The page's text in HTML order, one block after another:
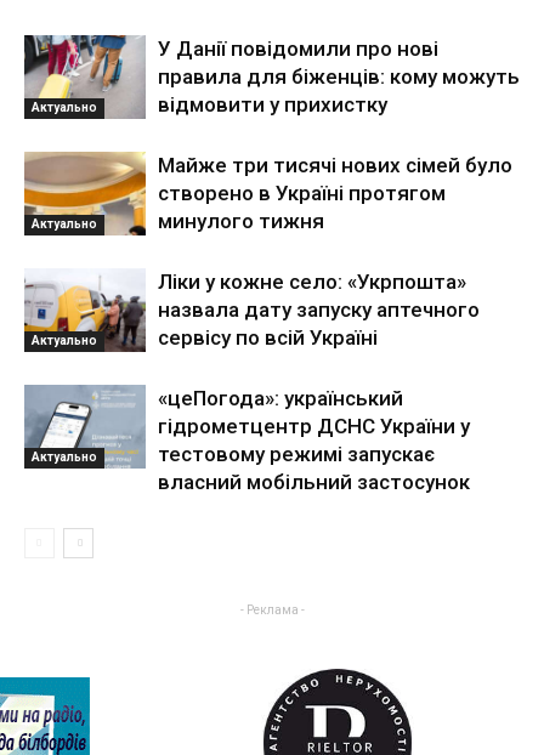
Актуально
У Данії повідомили про нові
правила для біженців: кому можуть
відмовити у прихистку
Актуально
Майже три тисячі нових сімей було
створено в Україні протягом
минулого тижня
Актуально
Ліки у кожне село: «Укрпошта»
назвала дату запуску аптечного
сервісу по всій Україні
Актуально
«цеПогода»: український
гідрометцентр ДСНС України у
тестовому режимі запускає
власний мобільний застосунок
- Реклама -